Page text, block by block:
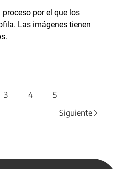
por el que los
Las imágenes tienen
3 4
5
Siguiente